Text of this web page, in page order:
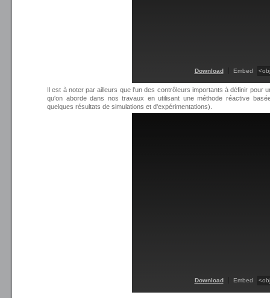
Download Embed
Il est à noter par ailleurs que l'un des contrôleurs importants à définir pour
qu'on aborde dans nos travaux en utilisant une méthode réactive
quelques résultats de simulations et d'expérimentations).
Download Embed